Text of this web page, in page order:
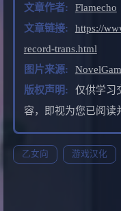
文章作者:
Flamecho
文章链接:
https://
record-trans.html
图片来源:
版权声明:
仅供学习
容，即视为您已阅读
乙女向 游戏汉化